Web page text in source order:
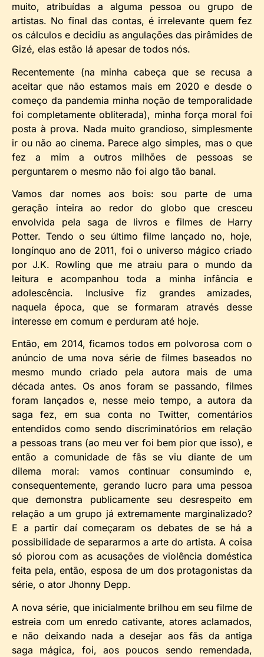
muito, atribuídas a alguma pessoa ou grupo de
artistas. No final das contas, é irrelevante quem fez
os cálculos e decidiu as angulações das pirâmides de
Gizé, elas estão lá apesar de todos nós.
Recentemente (na minha cabeça que se recusa a
aceitar que não estamos mais em 2020 e desde o
começo da pandemia minha noção de temporalidade
foi completamente obliterada), minha força moral foi
posta à prova. Nada muito grandioso, simplesmente
ir ou não ao cinema. Parece algo simples, mas o que
fez a mim a outros milhões de pessoas se
perguntarem o mesmo não foi algo tão banal.
Vamos dar nomes aos bois: sou parte de uma
geração inteira ao redor do globo que cresceu
envolvida pela saga de livros e filmes de Harry
Potter. Tendo o seu último filme lançado no, hoje,
longínquo ano de 2011, foi o universo mágico criado
por J.K. Rowling que me atraiu para o mundo da
leitura e acompanhou toda a minha infância e
adolescência. Inclusive fiz grandes amizades,
naquela época, que se formaram através desse
interesse em comum e perduram até hoje.
Então, em 2014, ficamos todos em polvorosa com o
anúncio de uma nova série de filmes baseados no
mesmo mundo criado pela autora mais de uma
década antes. Os anos foram se passando, filmes
foram lançados e, nesse meio tempo, a autora da
saga fez, em sua conta no Twitter, comentários
entendidos como sendo discriminatórios em relação
a pessoas trans (ao meu ver foi bem pior que isso), e
então a comunidade de fãs se viu diante de um
dilema moral: vamos continuar consumindo e,
consequentemente, gerando lucro para uma pessoa
que demonstra publicamente seu desrespeito em
relação a um grupo já extremamente marginalizado?
E a partir daí começaram os debates de se há a
possibilidade de separarmos a arte do artista. A coisa
só piorou com as acusações de violência doméstica
feita pela, então, esposa de um dos protagonistas da
série, o ator Jhonny Depp.
A nova série, que inicialmente brilhou em seu filme de
estreia com um enredo cativante, atores aclamados,
e não deixando nada a desejar aos fãs da antiga
saga mágica, foi, aos poucos sendo remendada,